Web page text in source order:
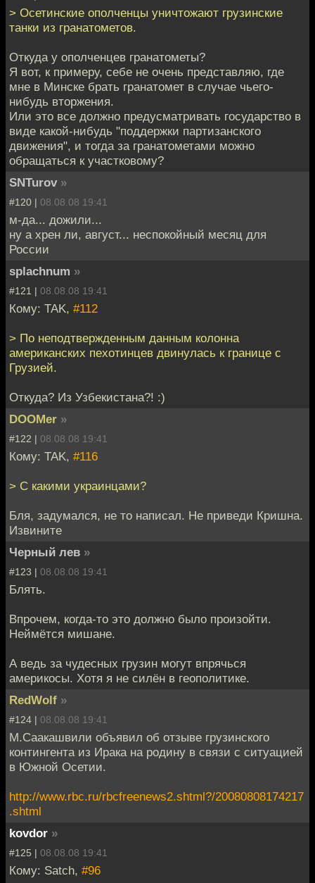
> Осетинские ополченцы уничтожают грузинские
танки из гранатометов.
Откуда у ополченцев гранатометы?
Я вот, к примеру, себе не очень представляю, где
мне в Минске брать гранатомет в случае чьего-
нибудь вторжения.
Или это все должно предусматривать государство в
виде какой-нибудь "поддержки партизанского
движения", и тогда за гранатометами можно
обращаться к участковому?
SNTurov »
#120 | 08.08.08 19:41
м-да... дожили...
ну а хрен ли, август... неспокойный месяц для
России
splachnum »
#121 | 08.08.08 19:41
Кому: TAK, #112
> По неподтвержденным данным колонна
американских пехотинцев двинулась к границе с
Грузией.
Откуда? Из Узбекистана?! :)
DOOMer »
#122 | 08.08.08 19:41
Кому: TAK, #116
> С какими украинцами?
Бля, задумался, не то написал. Не приведи Кришна.
Извините
Черный лев »
#123 | 08.08.08 19:41
Блять.
Впрочем, когда-то это должно было произойти.
Неймётся мишане.
А ведь за чудесных грузин могут впрячься
америкосы. Хотя я не силён в геополитике.
RedWolf »
#124 | 08.08.08 19:41
М.Саакашвили объявил об отзыве грузинского
контингента из Ирака на родину в связи с ситуацией
в Южной Осетии.
http://www.rbc.ru/rbcfreenews2.shtml?/20080808174217
.shtml
kovdor »
#125 | 08.08.08 19:41
Кому: Satch, #96